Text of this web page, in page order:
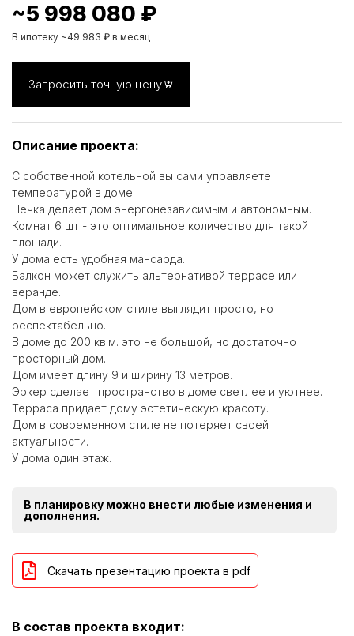
~5 998 080 ₽
В ипотеку ~49 983 ₽ в месяц
Запросить точную цену
Описание проекта:
С собственной котельной вы сами управляете
температурой в доме.
Печка делает дом энергонезависимым и автономным.
Комнат 6 шт - это оптимальное количество для такой
площади.
У дома есть удобная мансарда.
Балкон может служить альтернативой террасе или
веранде.
Дом в европейском стиле выглядит просто, но
респектабельно.
В доме до 200 кв.м. это не большой, но достаточно
просторный дом.
Дом имеет длину 9 и ширину 13 метров.
Эркер сделает пространство в доме светлее и уютнее.
Терраса придает дому эстетическую красоту.
Дом в современном стиле не потеряет своей
актуальности.
У дома один этаж.
В планировку можно внести любые изменения и
дополнения.
Скачать презентацию проекта в pdf
В состав проекта входит: